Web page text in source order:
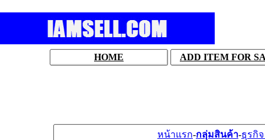
HOME ADD ITEM FOR
หน้าแรก-กลุ่มสินค้า-ธุรกิ